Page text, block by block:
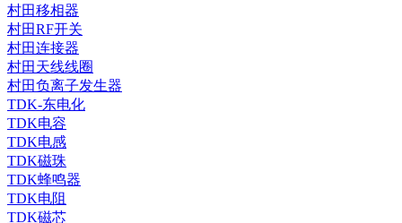
村田移相器
村田RF开关
村田连接器
村田天线线圈
村田负离子发生器
TDK-东电化
TDK电容
TDK电感
TDK磁珠
TDK蜂鸣器
TDK电阻
TDK磁芯